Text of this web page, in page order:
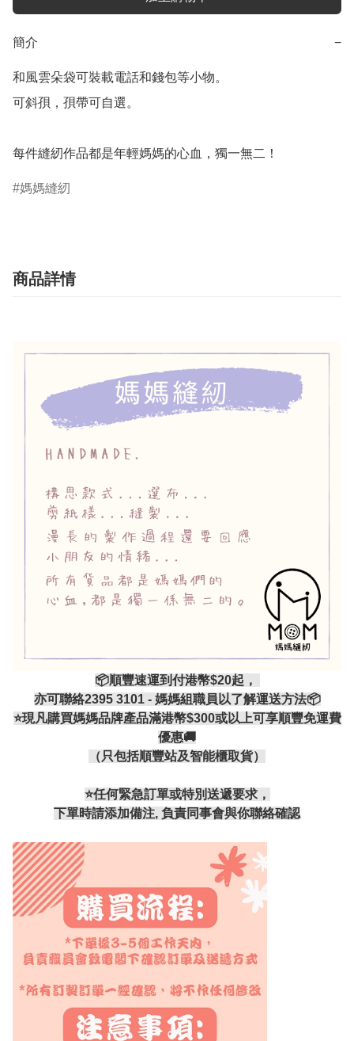
簡介 −
和風雲朵袋可裝載電話和錢包等小物。
可斜孭，孭帶可自選。
每件縫紉作品都是年輕媽媽的心血，獨一無二！
媽媽縫紉
商品詳情
📦順豐速運到付港幣$20起，
亦可聯絡2395 3101 - 媽媽組職員以了解運送方法📦
⭐現凡購買媽媽品牌產品滿港幣$300或以上可享順豐免運費
優惠🚚
（只包括順豐站及智能櫃取貨）
⭐️任何緊急訂單或特別送遞要求，
下單時請添加備注, 負責同事會與你聯絡確認